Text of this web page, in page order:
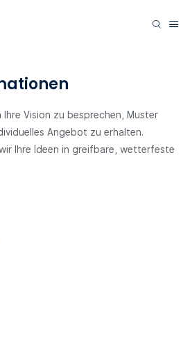
Ihre Vision zu besprechen, Muster
Angebot zu erhalten.
Ihre Ideen in greifbare, wetterfeste